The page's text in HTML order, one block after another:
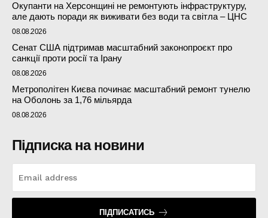
Окупанти на Херсонщині не ремонтують інфраструктуру,
але дають поради як виживати без води та світла – ЦНС
08.08.2026
Сенат США підтримав масштабний законопроєкт про
санкції проти росії та Ірану
08.08.2026
Метрополітен Києва починає масштабний ремонт тунелю
на Оболонь за 1,76 мільярда
08.08.2026
Підписка на новини
ПІДПИСАТИСЬ